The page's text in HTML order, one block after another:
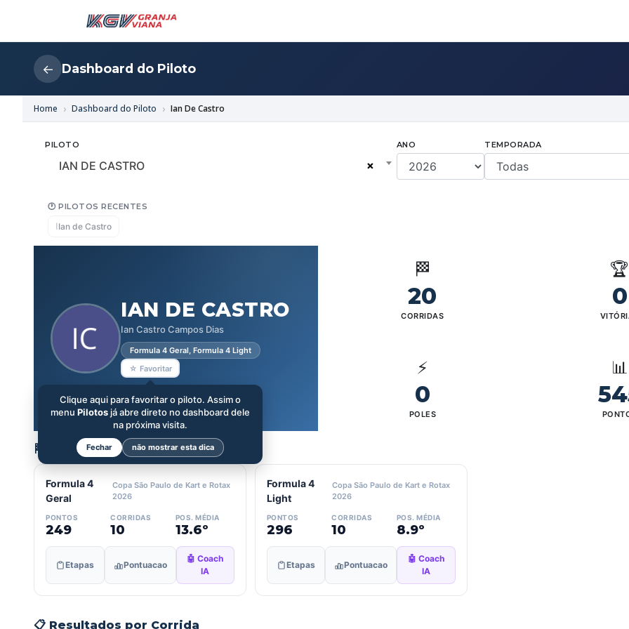
← Dashboard do Piloto
Home Dashboard do Piloto Ian De Castro
PILOTO
×
IAN DE CASTRO
ANO TEMPORADA
🕐 PILOTOS RECENTES
IIan de Castro
IAN DE CASTRO
Ian Castro Campos Dias
Formula 4 Geral, Formula 4 Light
☆ Favoritar
🏁
20
CORRIDAS
🏆
0
⚡
0
POLES
📊
🏁 Categorias
Formula 4
Geral
Copa São Paulo de Kart e Rotax
2026
PONTOS
249
CORRIDAS
10
POS. MÉDIA
13.6º
Etapas Pontuacao
🤖 Coach
IA
Formula 4
Light
Copa São Paulo de Kart e Rotax
2026
PONTOS
296
CORRIDAS
10
POS. MÉDIA
8.9º
Etapas Pontuacao
🤖 Coach
IA
📋 Resultados por Corrida
Clique aqui para favoritar o piloto. Assim o
menu Pilotos já abre direto no dashboard dele
na próxima visita.
Fechar não mostrar esta dica